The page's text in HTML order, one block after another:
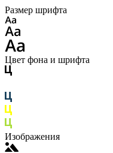
Размер шрифта
Цвет фона и шрифта
Изображения